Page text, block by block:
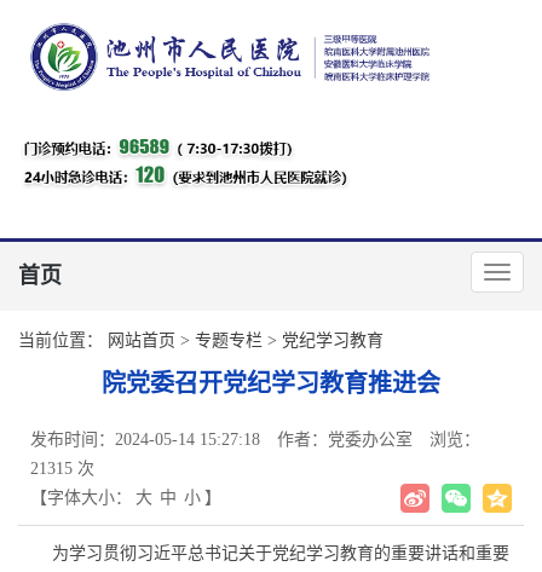
首页
当前位置： 网站首页 > 专题专栏 > 党纪学习教育
院党委召开党纪学习教育推进会
发布时间：2024-05-14 15:27:18 作者：党委办公室
浏览：
21315 次
【字体大小：
大 中 小 】
为学习贯彻习近平总书记关于党纪学习教育的重要讲话和重要